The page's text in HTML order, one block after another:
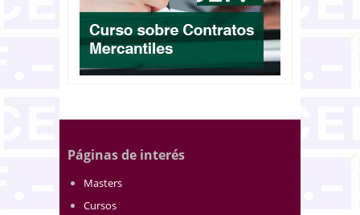
Páginas de interés
Masters
Cursos